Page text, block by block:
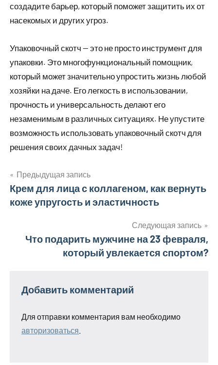
создадите барьер, который поможет защитить их от
насекомых и других угроз.
Упаковочный скотч — это не просто инструмент для
упаковки. Это многофункциональный помощник,
который может значительно упростить жизнь любой
хозяйки на даче. Его легкость в использовании,
прочность и универсальность делают его
незаменимым в различных ситуациях. Не упустите
возможность использовать упаковочный скотч для
решения своих дачных задач!
Навигация
по
Предыдущая запись
Крем для лица с коллагеном, как вернуть
коже упругость и эластичность
Следующая запись
Что подарить мужчине на 23 февраля,
который увлекается спортом?
Добавить комментарий
Для отправки комментария вам необходимо
авторизоваться